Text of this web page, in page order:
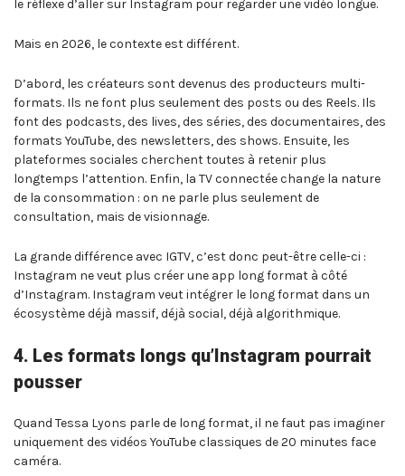
le réflexe d’aller sur Instagram pour regarder une vidéo longue.
Mais en 2026, le contexte est différent.
D’abord, les créateurs sont devenus des producteurs multi-
formats. Ils ne font plus seulement des posts ou des Reels. Ils
font des podcasts, des lives, des séries, des documentaires, des
formats YouTube, des newsletters, des shows. Ensuite, les
plateformes sociales cherchent toutes à retenir plus
longtemps l’attention. Enfin, la TV connectée change la nature
de la consommation : on ne parle plus seulement de
consultation, mais de visionnage.
La grande différence avec IGTV, c’est donc peut-être celle-ci :
Instagram ne veut plus créer une app long format à côté
d’Instagram. Instagram veut intégrer le long format dans un
écosystème déjà massif, déjà social, déjà algorithmique.
4. Les formats longs qu’Instagram pourrait
pousser
Quand Tessa Lyons parle de long format, il ne faut pas imaginer
uniquement des vidéos YouTube classiques de 20 minutes face
caméra.